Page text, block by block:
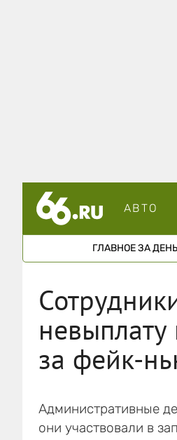
АВТО
ГЛАВНОЕ ЗА ДЕНЬ
невыплату
за фейк-
Административные
они участвовали в